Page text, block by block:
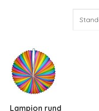
Lampion rund